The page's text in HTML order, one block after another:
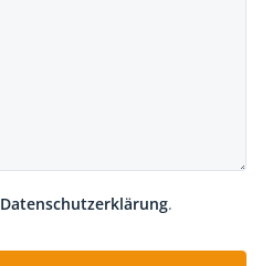
Datenschutzerklärung.